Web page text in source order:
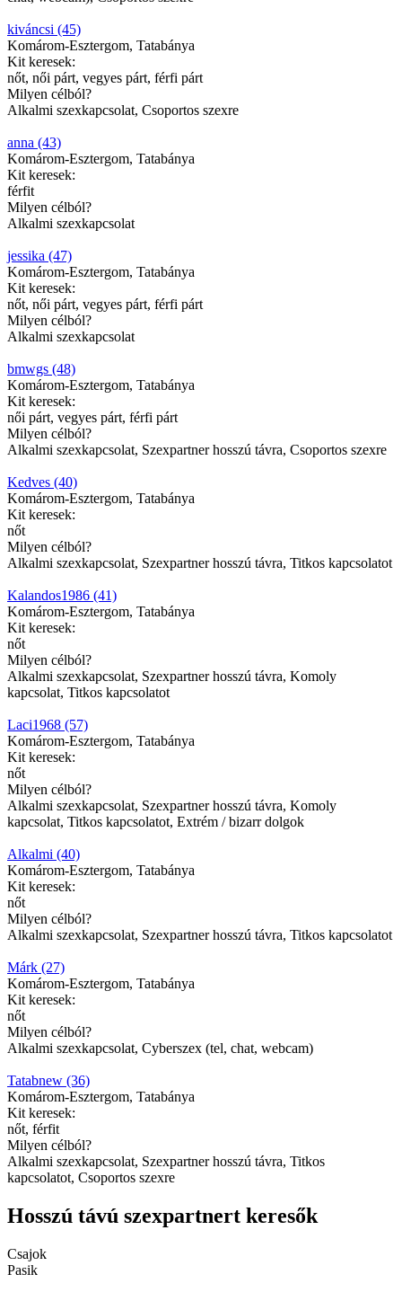
kiváncsi (45)
Komárom-Esztergom, Tatabánya
Kit keresek:
nőt, női párt, vegyes párt, férfi párt
Milyen célból?
Alkalmi szexkapcsolat, Csoportos szexre
anna (43)
Komárom-Esztergom, Tatabánya
Kit keresek:
férfit
Milyen célból?
Alkalmi szexkapcsolat
jessika (47)
Komárom-Esztergom, Tatabánya
Kit keresek:
nőt, női párt, vegyes párt, férfi párt
Milyen célból?
Alkalmi szexkapcsolat
bmwgs (48)
Komárom-Esztergom, Tatabánya
Kit keresek:
női párt, vegyes párt, férfi párt
Milyen célból?
Alkalmi szexkapcsolat, Szexpartner hosszú távra, Csoportos szexre
Kedves (40)
Komárom-Esztergom, Tatabánya
Kit keresek:
nőt
Milyen célból?
Alkalmi szexkapcsolat, Szexpartner hosszú távra, Titkos kapcsolatot
Kalandos1986 (41)
Komárom-Esztergom, Tatabánya
Kit keresek:
nőt
Milyen célból?
Alkalmi szexkapcsolat, Szexpartner hosszú távra, Komoly
kapcsolat, Titkos kapcsolatot
Laci1968 (57)
Komárom-Esztergom, Tatabánya
Kit keresek:
nőt
Milyen célból?
Alkalmi szexkapcsolat, Szexpartner hosszú távra, Komoly
kapcsolat, Titkos kapcsolatot, Extrém / bizarr dolgok
Alkalmi (40)
Komárom-Esztergom, Tatabánya
Kit keresek:
nőt
Milyen célból?
Alkalmi szexkapcsolat, Szexpartner hosszú távra, Titkos kapcsolatot
Márk (27)
Komárom-Esztergom, Tatabánya
Kit keresek:
nőt
Milyen célból?
Alkalmi szexkapcsolat, Cyberszex (tel, chat, webcam)
Tatabnew (36)
Komárom-Esztergom, Tatabánya
Kit keresek:
nőt, férfit
Milyen célból?
Alkalmi szexkapcsolat, Szexpartner hosszú távra, Titkos
kapcsolatot, Csoportos szexre
Hosszú távú szexpartnert keresők
Csajok
Pasik